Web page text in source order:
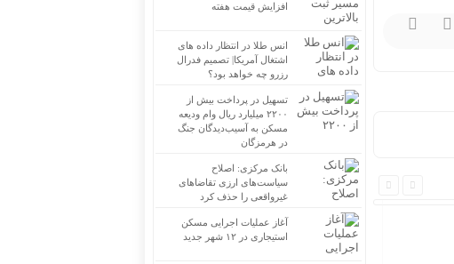
افزایش قیمت هفته
انس طلا در انتظار داده های
اشتغال آمریکا| تصمیم فدرال
رزرو چه خواهد بود؟
تسهیل در پرداخت بیش از
۲۲۰۰ میلیارد ریال وام ودیعه
مسکن به آسیب‌دیدگان جنگ
در هرمزگان
بانک مرکزی: اصلاح
سیاست‌های ارزی تقاضاهای
غیرواقعی را حذف کرد
آغاز عملیات اجرایی مسکن
استیجاری در ۱۲ شهر جدید